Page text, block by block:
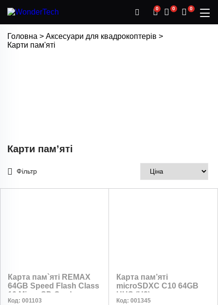
0 0 0
Головна > Аксесуари для квадрокоптерів >
Карти пам'яті
Карти пам’яті
Фільтр
Карта пам`яті REMAX
64GB Speed Flash Class
10 Micro SD Card
Код: 001103
Карта пам’яті
microSDXC C10 64GB
UHS (U3)
Код: 001345